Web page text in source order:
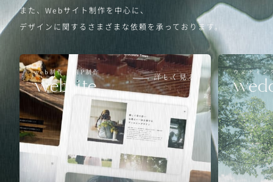
また、Webサイト制作を中心に、
デザインに関するさまざまな依頼を承っております。
web制作 / HP制作
website 詳しく見る
ウェディン